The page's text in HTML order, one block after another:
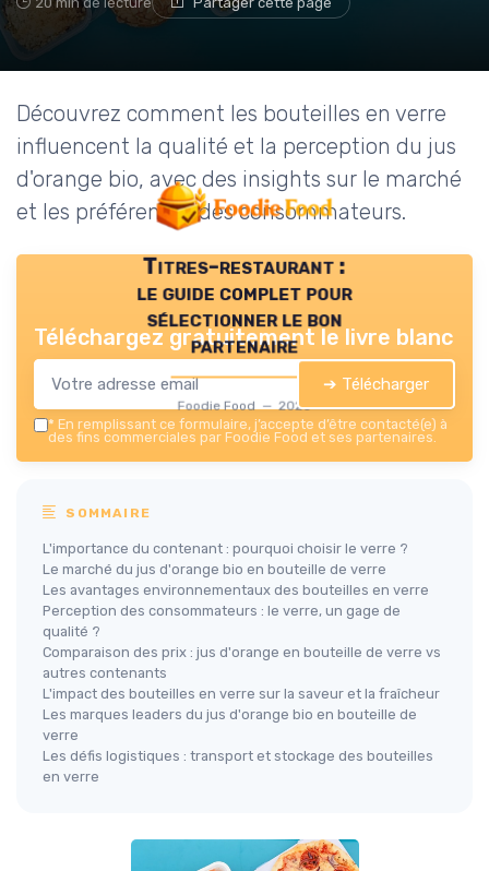
Découvrez comment les bouteilles en verre
influencent la qualité et la perception du jus
d'orange bio, avec des insights sur le marché
et les préférences des consommateurs.
Titres-restaurant :
le guide complet pour
sélectionner le bon
partenaire
Foodie Food — 2026
Téléchargez gratuitement le livre blanc
➔ Télécharger
* En remplissant ce formulaire, j’accepte d’être contacté(e) à
des fins commerciales par Foodie Food et ses partenaires.
SOMMAIRE
L'importance du contenant : pourquoi choisir le verre ?
Le marché du jus d'orange bio en bouteille de verre
Les avantages environnementaux des bouteilles en verre
Perception des consommateurs : le verre, un gage de
qualité ?
Comparaison des prix : jus d'orange en bouteille de verre vs
autres contenants
L'impact des bouteilles en verre sur la saveur et la fraîcheur
Les marques leaders du jus d'orange bio en bouteille de
verre
Les défis logistiques : transport et stockage des bouteilles
en verre